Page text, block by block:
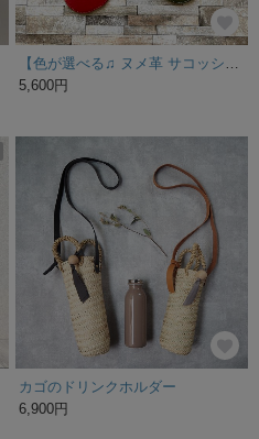
5,600円
カゴのドリンクホルダー
6,900円